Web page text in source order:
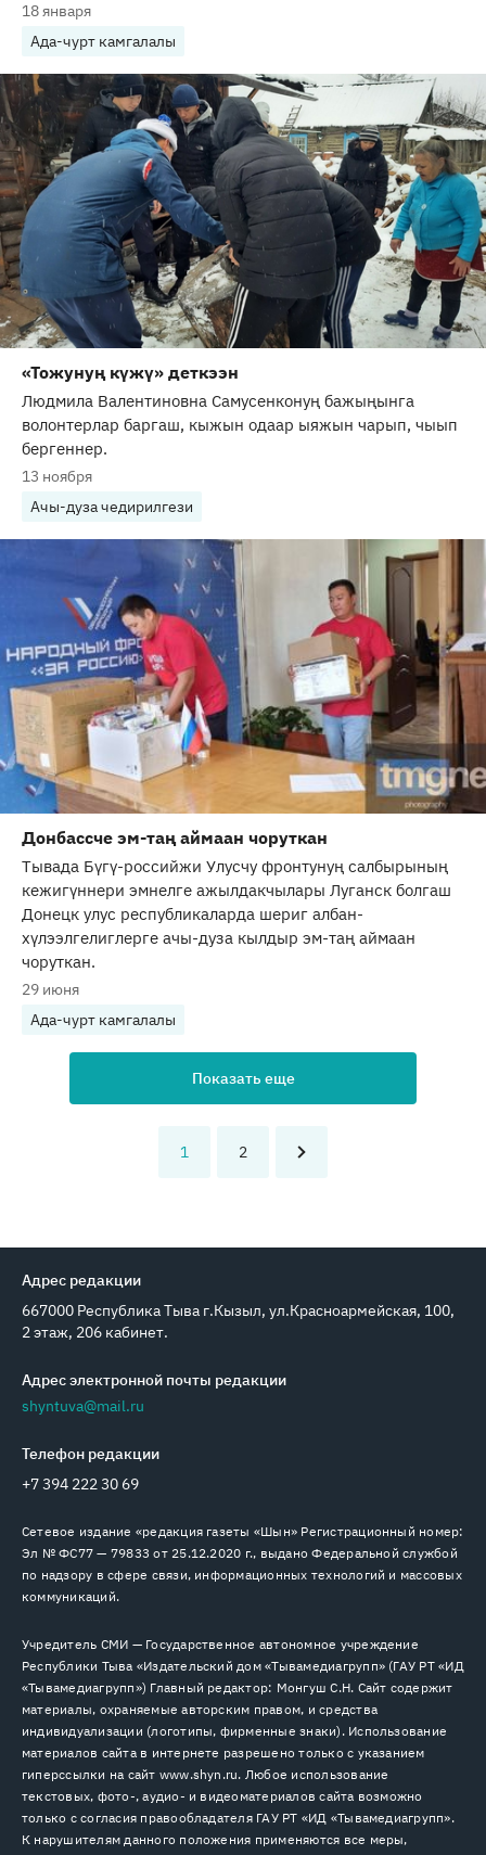
18 января
Ада-чурт камгалалы
«Тожунуң күжү» деткээн
Людмила Валентиновна Самусенконуң бажыңынга
волонтерлар баргаш, кыжын одаар ыяжын чарып, чыып
бергеннер.
13 ноября
Ачы-дуза чедирилгези
Донбассче эм-таң аймаан чоруткан
Тывада Бүгү-российжи Улусчу фронтунуң салбырының
кежигүннери эмнелге ажылдакчылары Луганск болгаш
Донецк улус республикаларда шериг албан-
хүлээлгелиглерге ачы-дуза кылдыр эм-таң аймаан
чоруткан.
29 июня
Ада-чурт камгалалы
Показать еще
1 2
Адрес редакции
667000 Республика Тыва г.Кызыл, ул.Красноармейская, 100,
2 этаж, 206 кабинет.
Адрес электронной почты редакции
shyntuva@mail.ru
Телефон редакции
+7 394 222 30 69
Сетевое издание «редакция газеты «Шын» Регистрационный номер:
Эл № ФС77 — 79833 от 25.12.2020 г., выдано Федеральной службой
по надзору в сфере связи, информационных технологий и массовых
коммуникаций.
Учредитель СМИ — Государственное автономное учреждение
Республики Тыва «Издательский дом «Тывамедиагрупп» (ГАУ РТ «ИД
«Тывамедиагрупп») Главный редактор: Монгуш С.Н. Сайт содержит
материалы, охраняемые авторским правом, и средства
индивидуализации (логотипы, фирменные знаки). Использование
материалов сайта в интернете разрешено только с указанием
гиперссылки на сайт www.shyn.ru. Любое использование
текстовых, фото-, аудио- и видеоматериалов сайта возможно
только с согласия правообладателя ГАУ РТ «ИД «Тывамедиагрупп».
К нарушителям данного положения применяются все меры,